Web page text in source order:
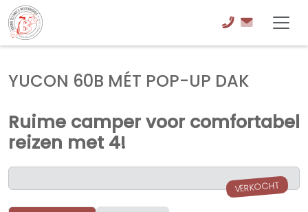
YUCON 60B MÉT POP-UP DAK
Ruime camper voor comfortabel
reizen met 4!
VERKOCHT